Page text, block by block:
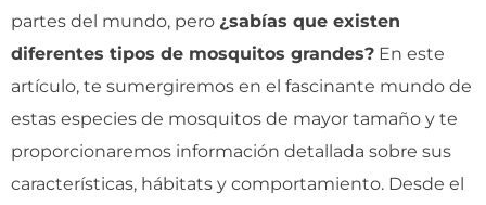
partes del mundo, pero ¿sabías que existen
diferentes tipos de mosquitos grandes? En este
artículo, te sumergiremos en el fascinante mundo de
estas especies de mosquitos de mayor tamaño y te
proporcionaremos información detallada sobre sus
características, hábitats y comportamiento. Desde el